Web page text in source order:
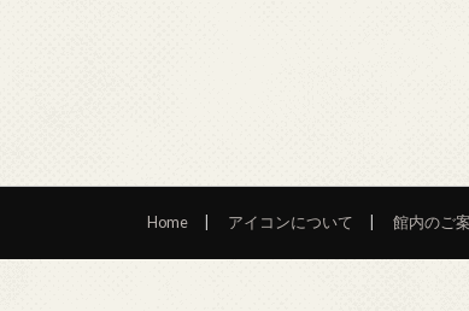
Home アイコンについて 館内のご